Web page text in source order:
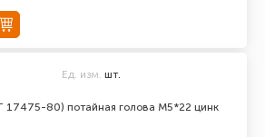
80) потайная голова М5*22 цинк
Ед. изм. шт.